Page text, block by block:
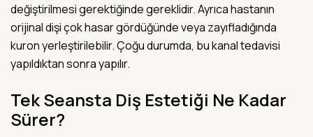
değiştirilmesi gerektiğinde gereklidir. Ayrıca hastanın
orijinal dişi çok hasar gördüğünde veya zayıfladığında
kuron yerleştirilebilir. Çoğu durumda, bu kanal tedavisi
yapıldıktan sonra yapılır.
Tek Seansta Diş Estetiği Ne Kadar
Sürer?